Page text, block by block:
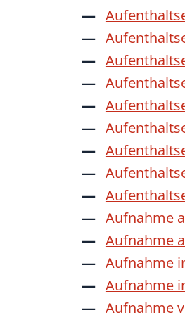
Aufnahme
Aufnahme
Aufnahme
Aufnahme
Aufnahme